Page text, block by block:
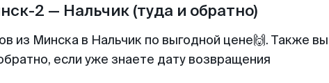
2 — Нальчик (туда и обратно)
из Минска в Нальчик по выгодной цене🙌. Также вы
если уже знаете дату возвращения